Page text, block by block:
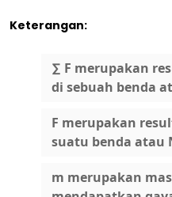
Keterangan:
∑ F merupakan
di sebuah benda
F merupakan
suatu benda atau
m merupakan